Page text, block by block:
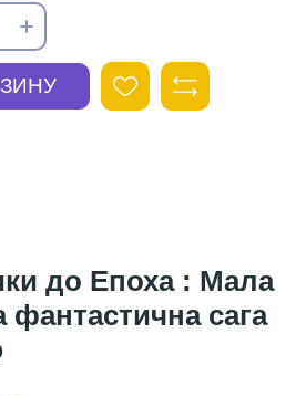
Епоха : Мала
сага